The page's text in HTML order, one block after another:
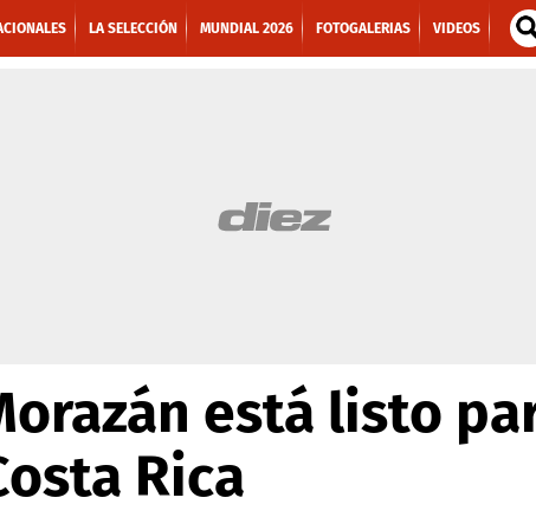
LA SELECCIÓN MUNDIAL 2026 FOTOGALERIAS VIDEOS
está listo
Rica